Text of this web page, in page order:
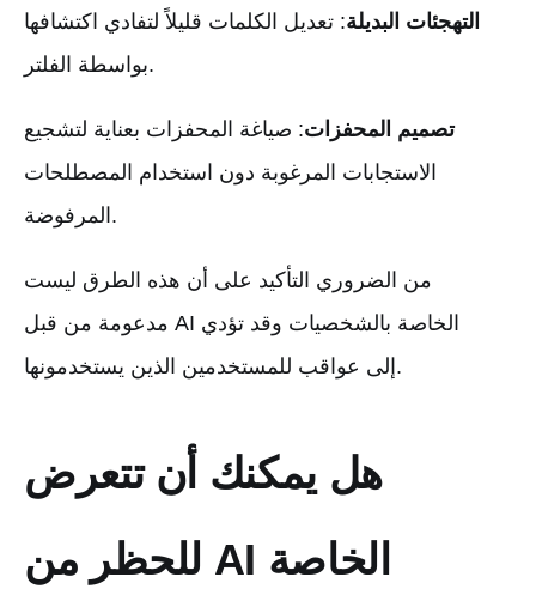
التهجئات البديلة: تعديل الكلمات قليلاً لتفادي اكتشافها
بواسطة الفلتر.
تصميم المحفزات: صياغة المحفزات بعناية لتشجيع
الاستجابات المرغوبة دون استخدام المصطلحات
المرفوضة.
من الضروري التأكيد على أن هذه الطرق ليست
مدعومة من قبل AI الخاصة بالشخصيات وقد تؤدي
إلى عواقب للمستخدمين الذين يستخدمونها.
هل يمكنك أن تتعرض
للحظر من AI الخاصة